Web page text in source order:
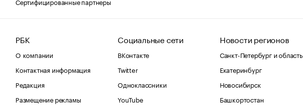
РБК
О компании
Контактная информация
Редакция
Размещение рекламы
Социальные сети
ВКонтакте
Twitter
Одноклассники
YouTube
Новости регионов
Санкт-Петербург и область
Екатеринбург
Новосибирск
Башкортостан